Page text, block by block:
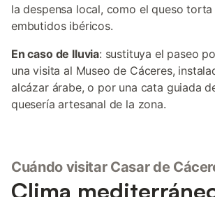
la despensa local, como el queso
embutidos ibéricos.
En caso de lluvia: sustituya el paseo
una visita al Museo de Cáceres,
alcázar árabe, o por una cata guiada
quesería artesanal de la zona.
Cuándo visitar Casar de
Clima